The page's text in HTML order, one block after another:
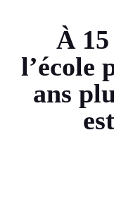
À
l’école
ans